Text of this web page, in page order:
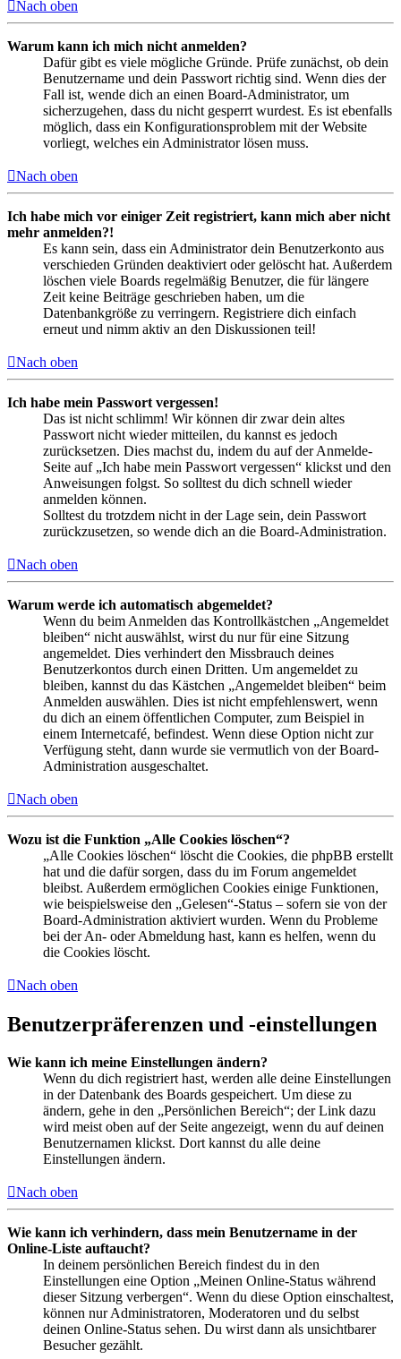
Nach oben
Warum kann ich mich nicht anmelden?
Dafür gibt es viele mögliche Gründe. Prüfe zunächst, ob dein
Benutzername und dein Passwort richtig sind. Wenn dies der
Fall ist, wende dich an einen Board-Administrator, um
sicherzugehen, dass du nicht gesperrt wurdest. Es ist ebenfalls
möglich, dass ein Konfigurationsproblem mit der Website
vorliegt, welches ein Administrator lösen muss.
Nach oben
Ich habe mich vor einiger Zeit registriert, kann mich aber nicht
mehr anmelden?!
Es kann sein, dass ein Administrator dein Benutzerkonto aus
verschieden Gründen deaktiviert oder gelöscht hat. Außerdem
löschen viele Boards regelmäßig Benutzer, die für längere
Zeit keine Beiträge geschrieben haben, um die
Datenbankgröße zu verringern. Registriere dich einfach
erneut und nimm aktiv an den Diskussionen teil!
Nach oben
Ich habe mein Passwort vergessen!
Das ist nicht schlimm! Wir können dir zwar dein altes
Passwort nicht wieder mitteilen, du kannst es jedoch
zurücksetzen. Dies machst du, indem du auf der Anmelde-
Seite auf „Ich habe mein Passwort vergessen“ klickst und den
Anweisungen folgst. So solltest du dich schnell wieder
anmelden können.
Solltest du trotzdem nicht in der Lage sein, dein Passwort
zurückzusetzen, so wende dich an die Board-Administration.
Nach oben
Warum werde ich automatisch abgemeldet?
Wenn du beim Anmelden das Kontrollkästchen „Angemeldet
bleiben“ nicht auswählst, wirst du nur für eine Sitzung
angemeldet. Dies verhindert den Missbrauch deines
Benutzerkontos durch einen Dritten. Um angemeldet zu
bleiben, kannst du das Kästchen „Angemeldet bleiben“ beim
Anmelden auswählen. Dies ist nicht empfehlenswert, wenn
du dich an einem öffentlichen Computer, zum Beispiel in
einem Internetcafé, befindest. Wenn diese Option nicht zur
Verfügung steht, dann wurde sie vermutlich von der Board-
Administration ausgeschaltet.
Nach oben
Wozu ist die Funktion „Alle Cookies löschen“?
„Alle Cookies löschen“ löscht die Cookies, die phpBB erstellt
hat und die dafür sorgen, dass du im Forum angemeldet
bleibst. Außerdem ermöglichen Cookies einige Funktionen,
wie beispielsweise den „Gelesen“-Status – sofern sie von der
Board-Administration aktiviert wurden. Wenn du Probleme
bei der An- oder Abmeldung hast, kann es helfen, wenn du
die Cookies löscht.
Nach oben
Benutzerpräferenzen und -einstellungen
Wie kann ich meine Einstellungen ändern?
Wenn du dich registriert hast, werden alle deine Einstellungen
in der Datenbank des Boards gespeichert. Um diese zu
ändern, gehe in den „Persönlichen Bereich“; der Link dazu
wird meist oben auf der Seite angezeigt, wenn du auf deinen
Benutzernamen klickst. Dort kannst du alle deine
Einstellungen ändern.
Nach oben
Wie kann ich verhindern, dass mein Benutzername in der
Online-Liste auftaucht?
In deinem persönlichen Bereich findest du in den
Einstellungen eine Option „Meinen Online-Status während
dieser Sitzung verbergen“. Wenn du diese Option einschaltest,
können nur Administratoren, Moderatoren und du selbst
deinen Online-Status sehen. Du wirst dann als unsichtbarer
Besucher gezählt.